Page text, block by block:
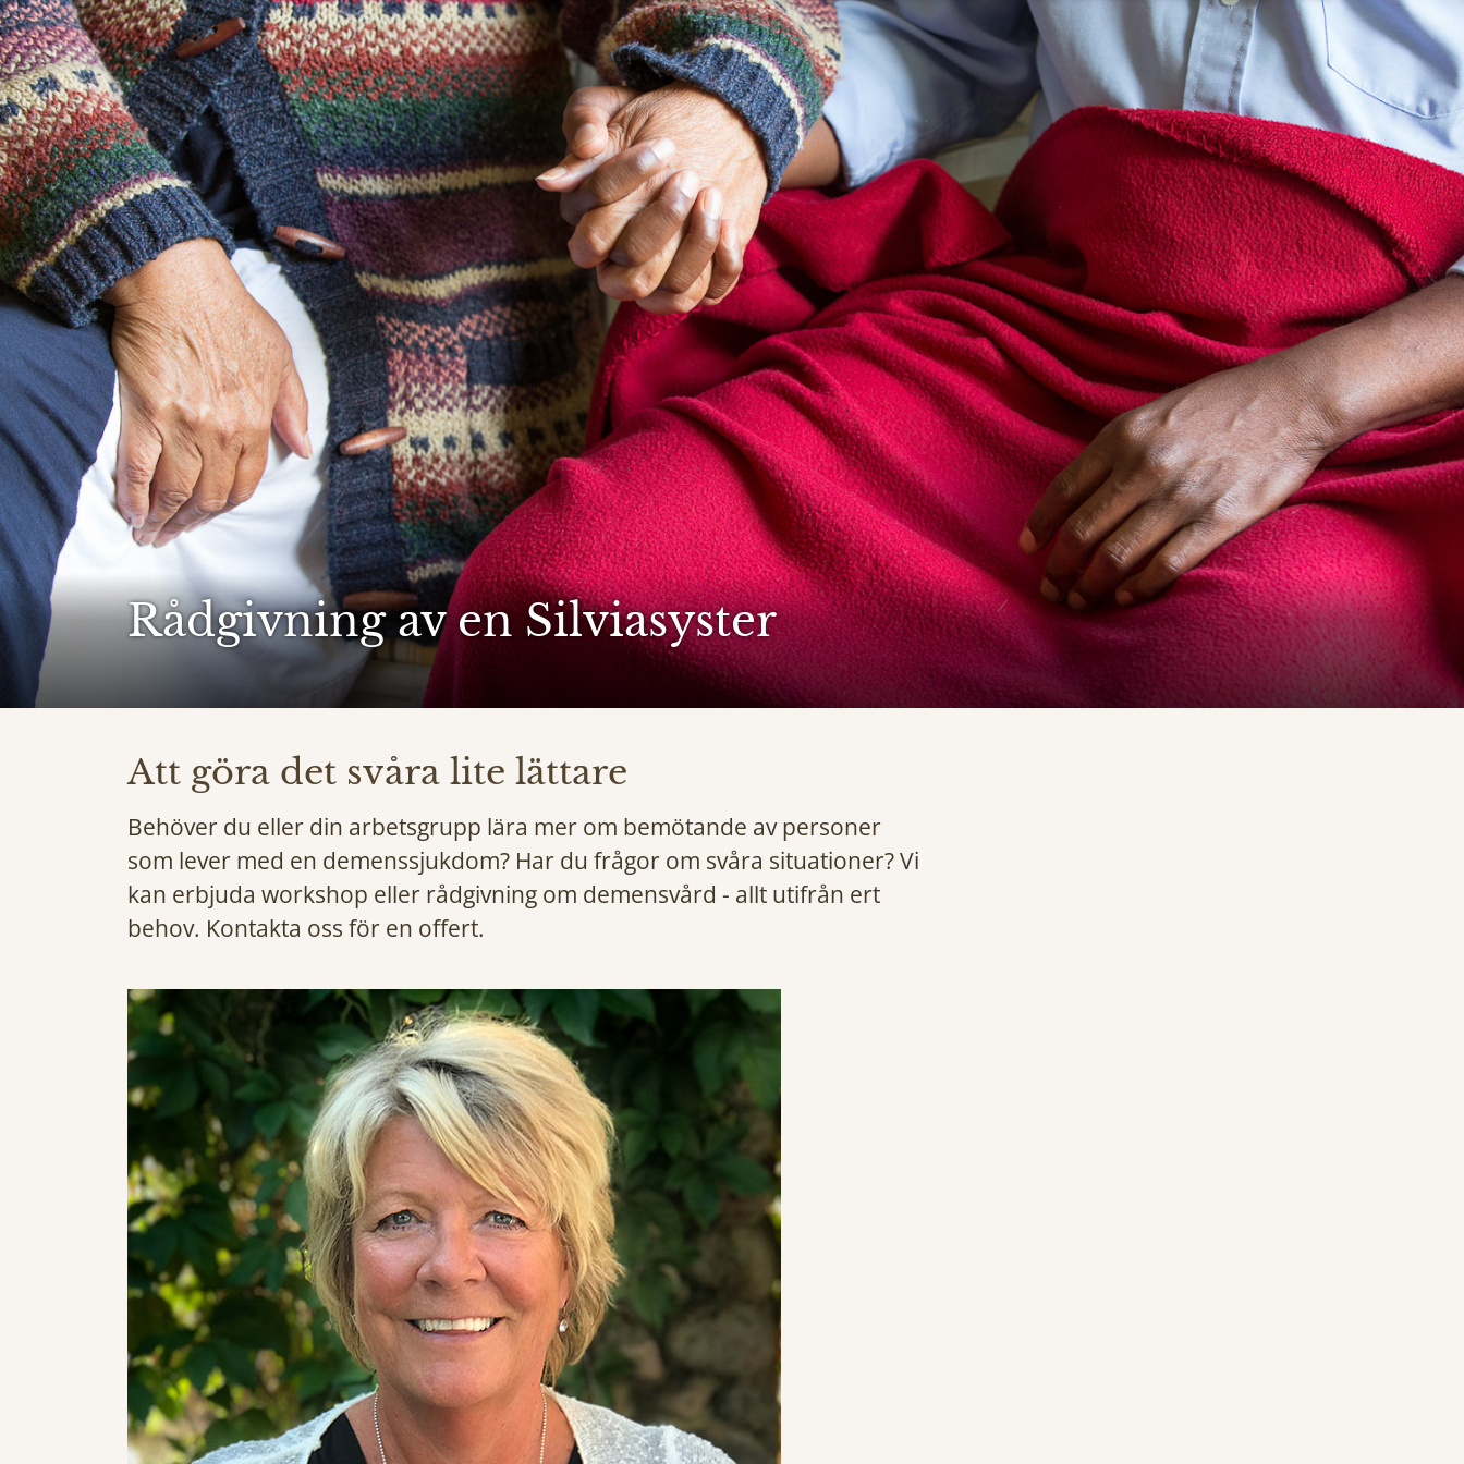
Rådgivning av en Silviasyster
Att göra det svåra lite lättare
Behöver du eller din arbetsgrupp lära mer om bemötande av personer
som lever med en demenssjukdom? Har du frågor om svåra situationer? Vi
kan erbjuda workshop eller rådgivning om demensvård - allt utifrån ert
behov. Kontakta oss för en offert.